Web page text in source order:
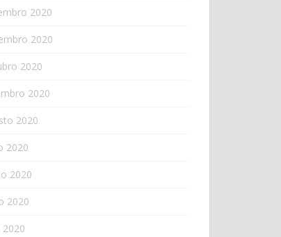
2020
2020
2020
2020
2020
2020
2020
2020
2020